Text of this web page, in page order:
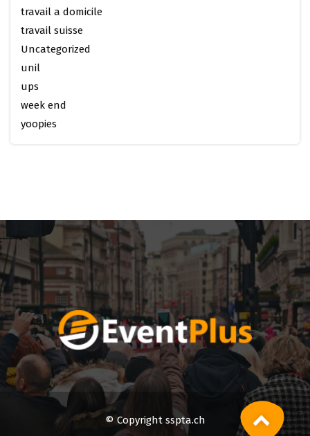
travail a domicile
travail suisse
Uncategorized
unil
ups
week end
yoopies
© Copyright sspta.ch